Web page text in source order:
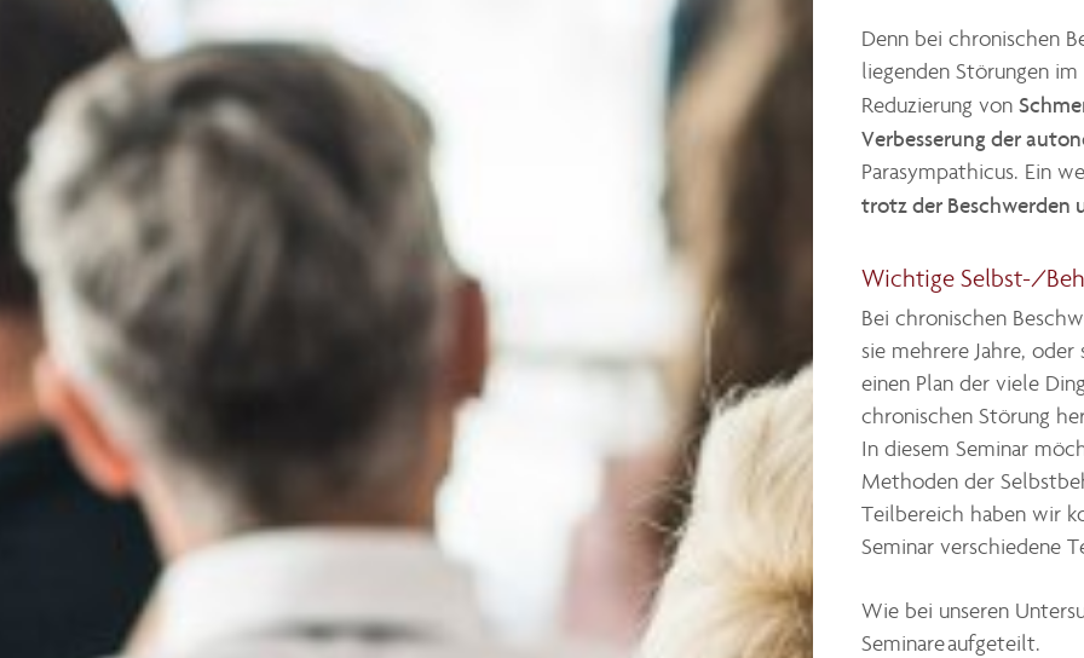
Denn bei chronischen
liegenden Störungen
Reduzierung von
Verbesserung der
Parasympathicus. Ein
trotz der Beschwerden
Wichtige Selbst-/
Bei chronischen
sie mehrere Jahre,
einen Plan der viele
chronischen Störung
In diesem Seminar
Methoden der
Teilbereich haben wir
Seminar verschiedene
Wie bei unseren
Seminare aufgeteilt.